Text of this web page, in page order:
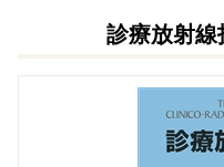
診療放射線